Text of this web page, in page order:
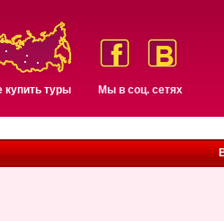
купить туры Мы в соц. сетях